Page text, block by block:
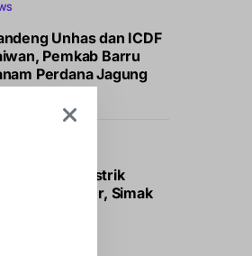
Unhas dan ICDF
Pemkab Barru
Perdana Jagung
Mobil Listrik
Meluncur, Simak